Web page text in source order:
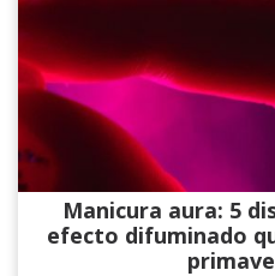
Manicura aura: 5
efecto difuminado